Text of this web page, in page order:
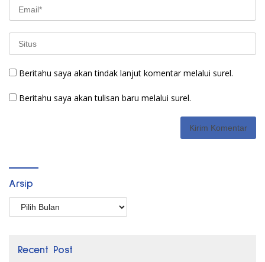
Beritahu saya akan tindak lanjut komentar melalui surel.
Beritahu saya akan tulisan baru melalui surel.
Arsip
Arsip
Recent Post